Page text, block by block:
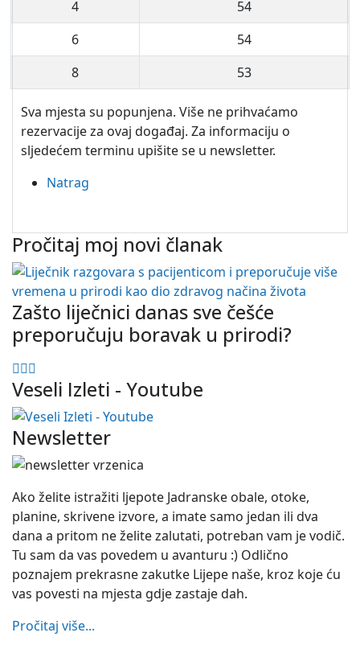
4
54
6
54
8
53
Sva mjesta su popunjena. Više ne prihvaćamo
rezervacije za ovaj događaj. Za informaciju o
sljedećem terminu upišite se u newsletter.
Natrag
Pročitaj moj novi članak
Zašto liječnici danas sve češće
preporučuju boravak u prirodi?
Veseli Izleti - Youtube
Newsletter
Ako želite istražiti ljepote Jadranske obale, otoke,
planine, skrivene izvore, a imate samo jedan ili dva
dana a pritom ne želite zalutati, potreban vam je vodič.
Tu sam da vas povedem u avanturu :) Odlično
poznajem prekrasne zakutke Lijepe naše, kroz koje ću
vas povesti na mjesta gdje zastaje dah.
Pročitaj više...